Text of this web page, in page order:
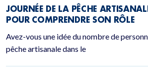
JOURNÉE DE LA PÊCHE
POUR COMPRENDRE SON RÔLE
Avez-vous une idée du nombre de
pêche artisanale dans le